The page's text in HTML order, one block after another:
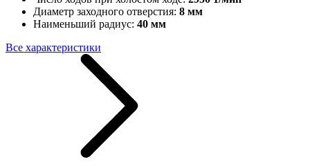
Диаметр заходного отверстия: 8 мм
Наименьший радиус: 40 мм
Все характеристики